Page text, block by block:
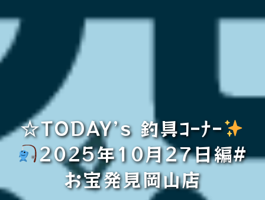
☆TODAY’s 釣具ｺｰﾅｰ
2025年10月27日編#
お宝発見岡山店